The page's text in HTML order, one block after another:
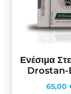
Ενέσιμα
Drostan-
65,00